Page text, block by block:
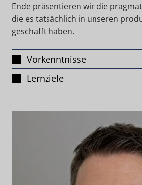
Ende präsentieren wir die
die es tatsächlich in unseren
geschafft haben.​
Vorkenntnisse
Lernziele